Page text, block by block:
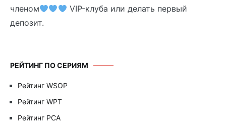
членом
VIP-клуба или делать первый
депозит.
РЕЙТИНГ ПО СЕРИЯМ
Рейтинг WSOP
Рейтинг WPT
Рейтинг PCA